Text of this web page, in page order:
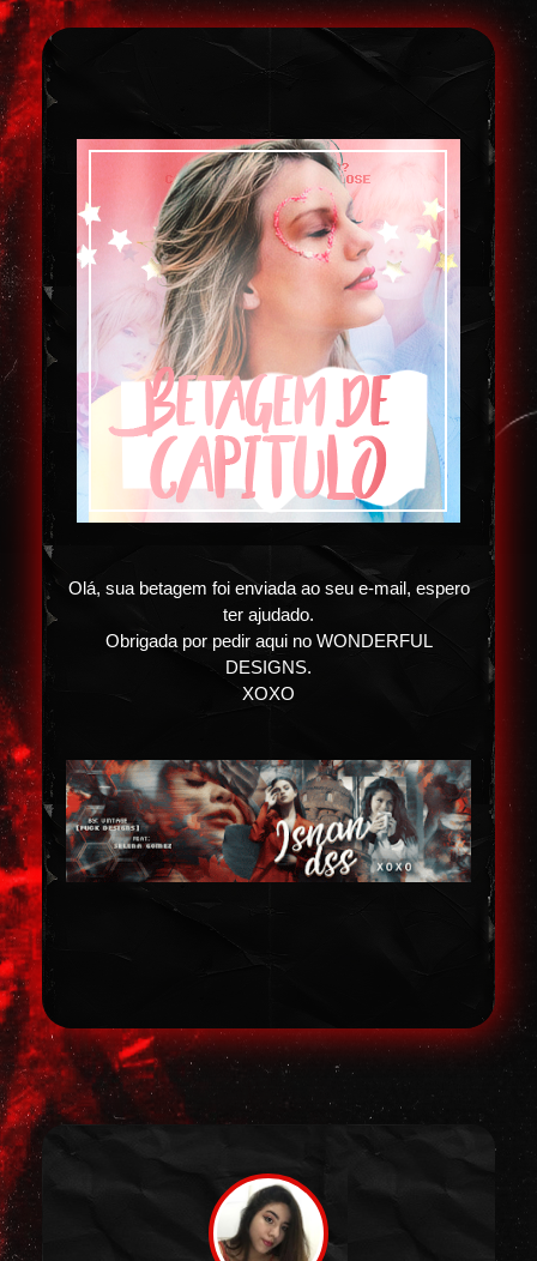
Olá, sua betagem foi enviada ao seu e-mail, espero
ter ajudado.
Obrigada por pedir aqui no WONDERFUL
DESIGNS.
XOXO